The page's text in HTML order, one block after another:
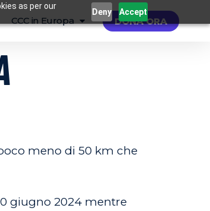
as per our
Deny Accept
CCC in Europa DONA ORA
meno di 50 km che
giugno 2024 mentre